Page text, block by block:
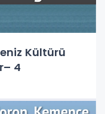
Kültürü
4